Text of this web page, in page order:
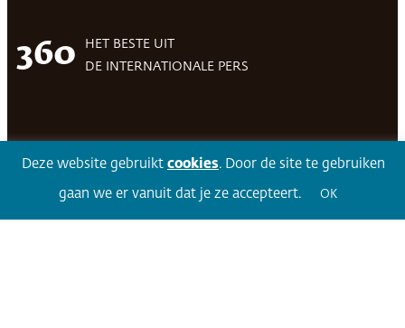
360
HET BESTE UIT
DE INTERNATIONALE PERS
Deze website gebruikt cookies. Door de site te gebruiken
gaan we er vanuit dat je ze accepteert. OK